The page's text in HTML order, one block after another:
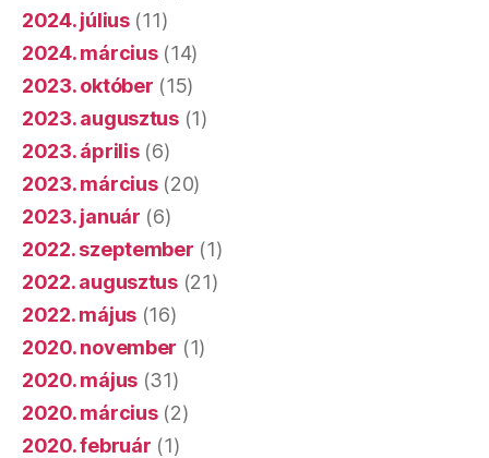
2024. július(11)
2024. március(14)
2023. október (15)
2023. augusztus(1)
2023. április(6)
2023. március(20)
2023. január (6)
2022. szeptember (1)
2022. augusztus(21)
2022. május (16)
2020. november (1)
2020. május (31)
2020. március(2)
2020. február (1)